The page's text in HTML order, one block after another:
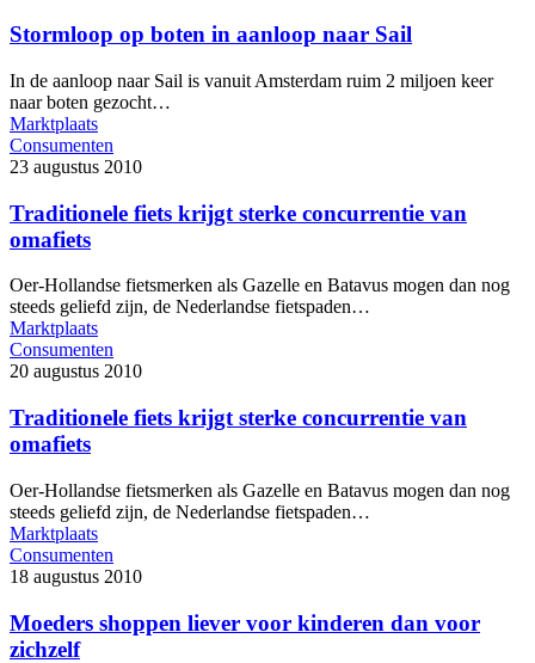
Stormloop op boten in aanloop naar Sail
In de aanloop naar Sail is vanuit Amsterdam ruim 2 miljoen keer
naar boten gezocht…
Marktplaats
Consumenten
23 augustus 2010
Traditionele fiets krijgt sterke concurrentie van
omafiets
Oer-Hollandse fietsmerken als Gazelle en Batavus mogen dan nog
steeds geliefd zijn, de Nederlandse fietspaden…
Marktplaats
Consumenten
20 augustus 2010
Traditionele fiets krijgt sterke concurrentie van
omafiets
Oer-Hollandse fietsmerken als Gazelle en Batavus mogen dan nog
steeds geliefd zijn, de Nederlandse fietspaden…
Marktplaats
Consumenten
18 augustus 2010
Moeders shoppen liever voor kinderen dan voor
zichzelf